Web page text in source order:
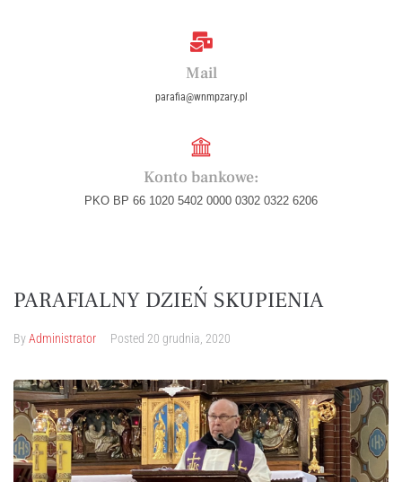
Mail
parafia@wnmpzary.pl
Konto bankowe:
PKO BP 66 1020 5402 0000 0302 0322 6206
PARAFIALNY DZIEŃ SKUPIENIA
ByAdministrator Posted 20 grudnia, 2020